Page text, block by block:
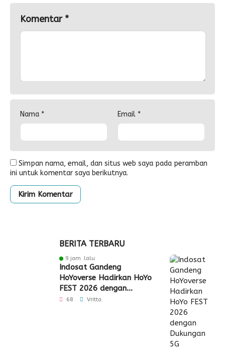
Komentar *
Nama * Email *
Simpan nama, email, dan situs web saya pada peramban
ini untuk komentar saya berikutnya.
BERITA TERBARU
9 jam lalu
Indosat Gandeng
HoYoverse Hadirkan HoYo
FEST 2026 dengan
Dukungan 5G
68 Vritta